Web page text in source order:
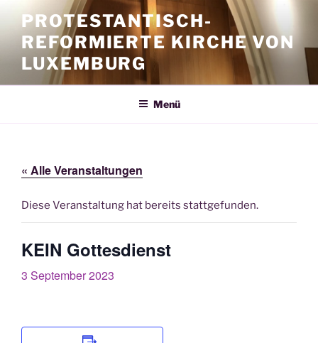
Inhalt
springen
PROTESTANTISCH-
REFORMIERTE KIRCHE VON
LUXEMBURG
Menü
« Alle Veranstaltungen
Diese Veranstaltung hat bereits stattgefunden.
KEIN Gottesdienst
3 September 2023